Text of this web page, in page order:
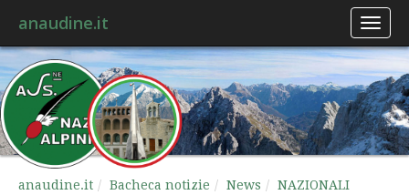
anaudine.it
anaudine.it Bacheca notizie News
NAZIONALI